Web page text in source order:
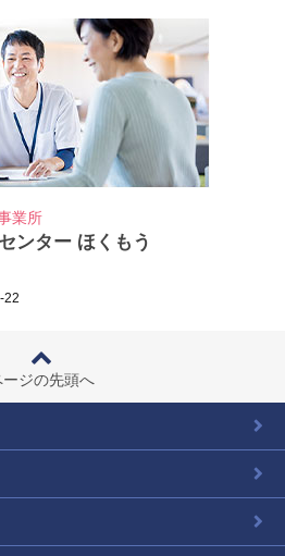
業所
ンター ほくもう
22
ージの先頭へ